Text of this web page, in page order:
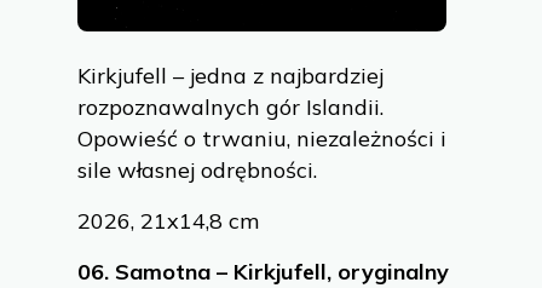
Kirkjufell – jedna z najbardziej
rozpoznawalnych gór Islandii.
Opowieść o trwaniu, niezależności i
sile własnej odrębności.
2026, 21x14,8 cm
06. Samotna – Kirkjufell, oryginalny